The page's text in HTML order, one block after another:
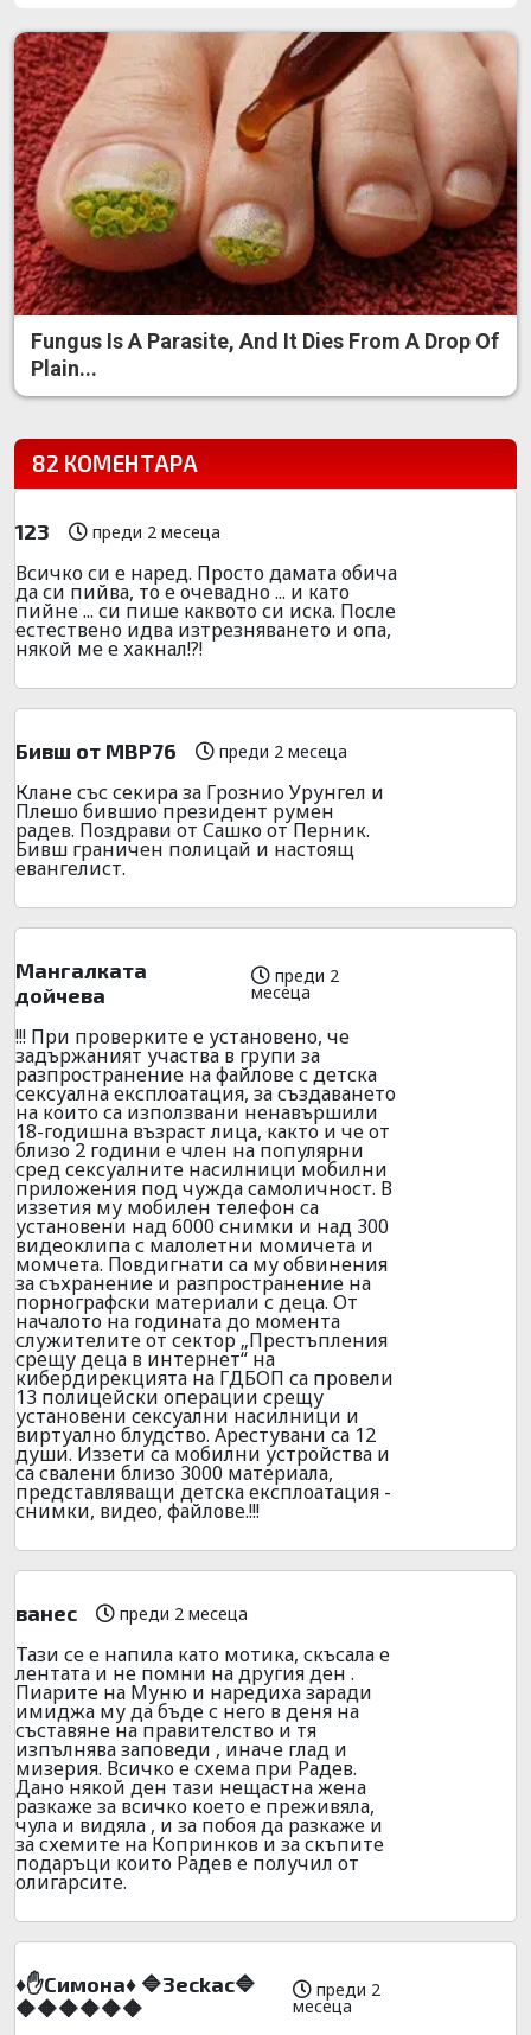
Fungus Is A Parasite, And It Dies From A Drop Of
Plain...
82 КОМЕНТАРА
123 преди 2 месеца
Всичко си е наред. Просто дамата обича
да си пийва, то е очевадно ... и като
пийне ... си пише каквото си иска. После
естествено идва изтрезняването и опа,
някой ме е хакнал!?!
Бивш от МВР76 преди 2 месеца
Клане със секира за Грознио Урунгел и
Плешо бившио президент румен
радев. Поздрави от Сашко от Перник.
Бивш граничен полицай и настоящ
евангелист.
Мангалката
дойчева
преди 2
месеца
!!! При проверките е установено, че
задържаният участва в групи за
разпространение на файлове с детска
сексуална експлоатация, за създаването
на които са използвани ненавършили
18-годишна възраст лица, както и че от
близо 2 години е член на популярни
сред сексуалните насилници мобилни
приложения под чужда самоличност. В
иззетия му мобилен телефон са
установени над 6000 снимки и над 300
видеоклипа с малолетни момичета и
момчета. Повдигнати са му обвинения
за съхранение и разпространение на
порнографски материали с деца. От
началото на годината до момента
служителите от сектор „Престъпления
срещу деца в интернет“ на
кибердирекцията на ГДБОП са провели
13 полицейски операции срещу
установени сексуални насилници и
виртуално блудство. Арестувани са 12
души. Иззети са мобилни устройства и
са свалени близо 3000 материала,
представляващи детска експлоатация -
снимки, видео, файлове.!!!
ванес преди 2 месеца
Тази се е напила като мотика, скъсала е
лентата и не помни на другия ден .
Пиарите на Муню и наредиха заради
имиджа му да бъде с него в деня на
съставяне на правителство и тя
изпълнява заповеди , иначе глад и
мизерия. Всичко е схема при Радев.
Дано някой ден тази нещастна жена
разкаже за всичко което е преживяла,
чула и видяла , и за побоя да разкаже и
за схемите на Копринков и за скъпите
подаръци които Радев е получил от
олигарсите.
♦️✋Cимoнa♦️ 🔷3eckac🔷
🔶🔶🔶🔶🔶🔶
преди 2
месеца